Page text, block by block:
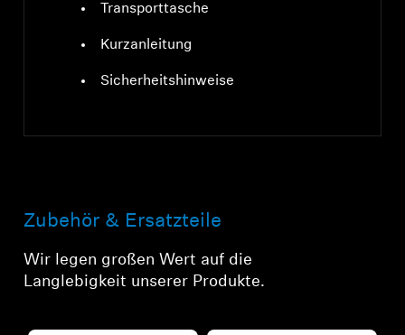
Transporttasche
Kurzanleitung
Sicherheitshinweise
Zubehör & Ersatzteile
Wir legen großen Wert auf die
Langlebigkeit unserer Produkte.